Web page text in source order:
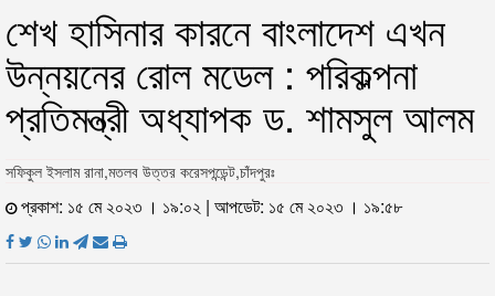
শেখ হাসিনার কারনে বাংলাদেশ এখন
উন্নয়নের রোল মডেল : পরিকল্পনা
প্রতিমন্ত্রী অধ্যাপক ড. শামসুল আলম
সফিকুল ইসলাম রানা,মতলব উত্তর করেসপন্ডেন্ট,চাঁদপুরঃ
প্রকাশ: ১৫ মে ২০২৩ । ১৯:০২ | আপডেট: ১৫ মে ২০২৩ । ১৯:৫৮